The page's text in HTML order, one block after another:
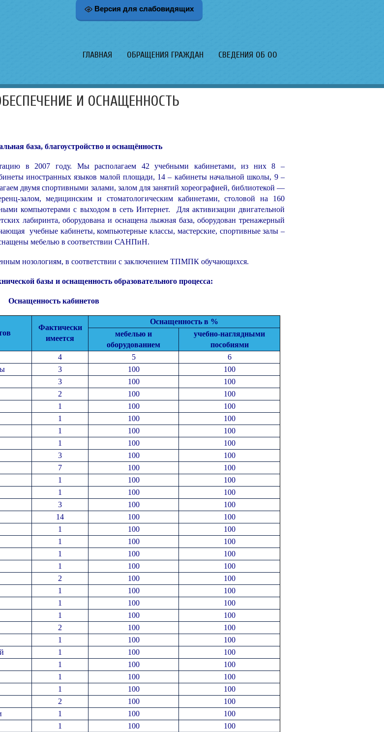
Версия для слабовидящих
ГЛАВНАЯ ОБРАЩЕНИЯ ГРАЖДАН СВЕДЕНИЯ ОБ ОО
И ОСНАЩЕННОСТЬ
база, благоустройство и оснащённость
в 2007 году. Мы располагаем 42 учебными кабинетами, из них 8 –
иностранных языков малой площади, 14 – кабинеты начальной школы, 9 –
двумя спортивными залами, залом для занятий хореографией, библиотекой —
залом, медицинским и стоматологическим кабинетами, столовой на 160
компьютерами с выходом в сеть Интернет. Для активизации двигательной
лабиринта, оборудована и оснащена лыжная база, оборудован тренажерный
учебные кабинеты, компьютерные классы, мастерские, спортивные залы –
мебелью в соответствии САНПиН.
нозологиям, в соответствии с заключением ТПМПК обучающихся.
базы и оснащенность образовательного процесса:
Оснащенность кабинетов
Фактически
имеется
Оснащенность в %
мебелью и
оборудованием
учебно-наглядными
пособиями
4 5
6
3 100
100
3 100
100
2 100
100
1 100
100
1 100
100
1 100
100
1 100
100
3 100
100
7 100
100
1 100
100
1 100
100
3 100
100
14 100
100
1 100
100
1 100
100
1 100
100
1 100
100
2 100
100
1 100
100
1 100
100
1 100
100
2 100
100
1 100
100
1 100
100
1 100
100
1 100
100
1 100
100
2 100
100
1 100
100
1 100
100